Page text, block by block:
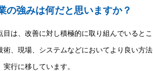
の強みは何だと思いますか？
は、改善に対し積極的に取り組んでいるとこ
術、現場、システムなどにおいてより良い方法
実行に移しています。